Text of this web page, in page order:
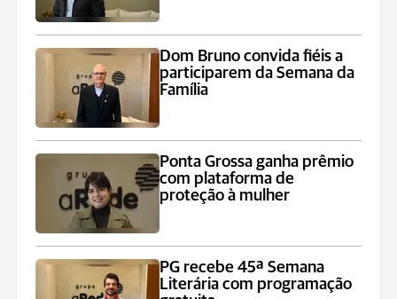
Dom Bruno convida fiéis a
participarem da Semana da
Família
Ponta Grossa ganha prêmio
com plataforma de
proteção à mulher
PG recebe 45ª Semana
Literária com programação